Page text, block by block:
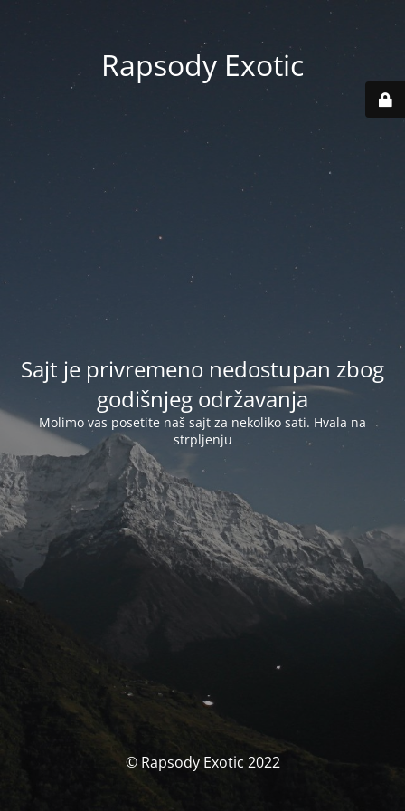
Rapsody Exotic
Sajt je privremeno nedostupan zbog
godišnjeg održavanja
Molimo vas posetite naš sajt za nekoliko sati. Hvala na
strpljenju
© Rapsody Exotic 2022